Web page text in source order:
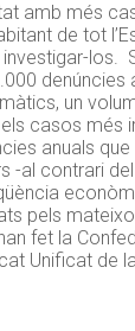
amb més
de tot
los.
denúncies
un
casos més
anuals
-al contrari
pels
fet la
Unificat de